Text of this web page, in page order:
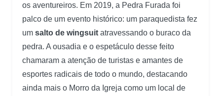
os aventureiros. Em 2019, a Pedra Furada foi
palco de um evento histórico: um paraquedista fez
um salto de wingsuit atravessando o buraco da
pedra. A ousadia e o espetáculo desse feito
chamaram a atenção de turistas e amantes de
esportes radicais de todo o mundo, destacando
ainda mais o Morro da Igreja como um local de